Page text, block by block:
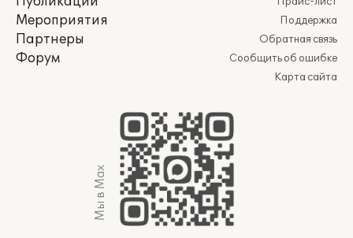
Мероприятия
Партнеры
Форум
Поддержка
Обратная связь
Сообщить об ошибке
Карта сайта
Мы в Max